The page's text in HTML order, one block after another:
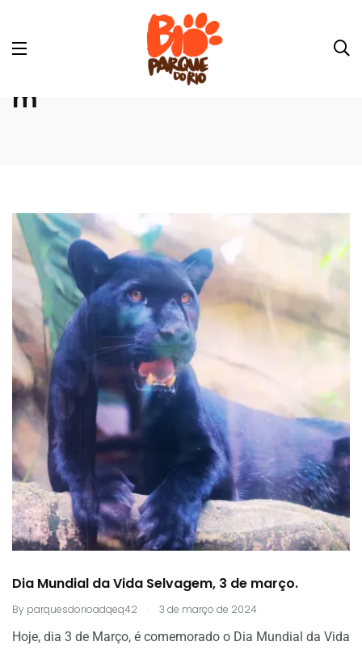
diamundialdavidaselvage
m
Dia Mundial da Vida Selvagem, 3 de março.
By parquesdorioadqeq42 . 3 de março de 2024
Hoje, dia 3 de Março, é comemorado o Dia Mundial da Vida